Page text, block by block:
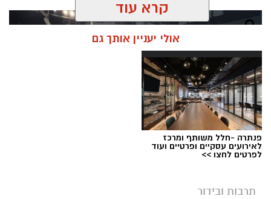
קרא עוד
אולי יעניין אותך גם
פנתרה -חלל משותף ומרכז
לאירועים עסקיים ופרטיים ועוד
לפרטים לחצו >>
תרבות ובידור